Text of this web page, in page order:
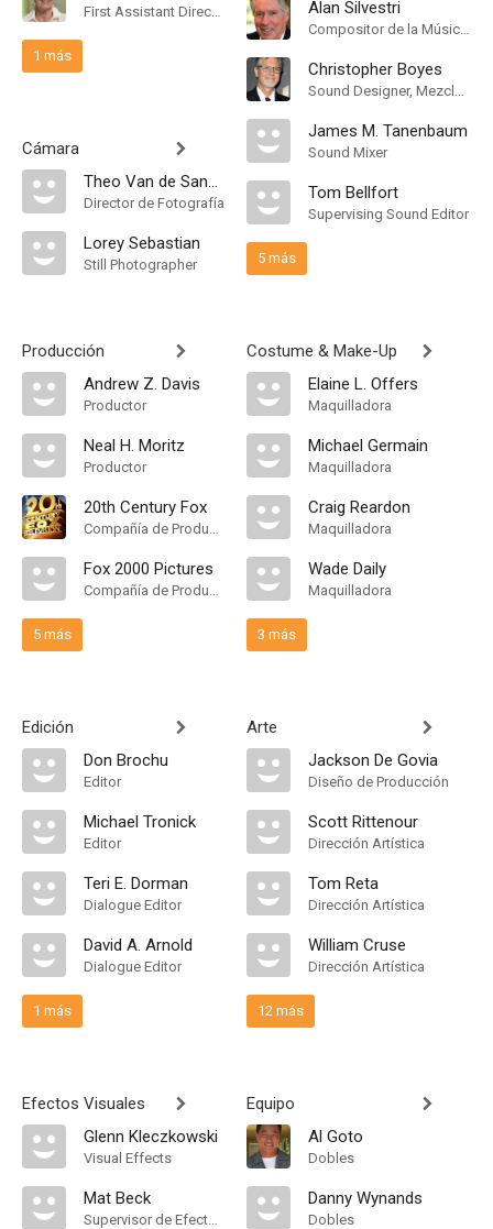
First Assistant Director
1 más
Cámara
Theo Van de Sande
Director de Fotografía
Lorey Sebastian
Still Photographer
Producción
Andrew Z. Davis
Productor
Neal H. Moritz
Productor
20th Century Fox
Compañía de Produccion
Fox 2000 Pictures
Compañía de Produccion
5 más
Edición
Don Brochu
Editor
Michael Tronick
Editor
Teri E. Dorman
Dialogue Editor
David A. Arnold
Dialogue Editor
1 más
Efectos Visuales
Glenn Kleczkowski
Visual Effects
Mat Beck
Supervisor de Efectos Visuales
Alan Silvestri
Compositor de la Música Original, Conductor
Christopher Boyes
Sound Designer, Mezclador de Re-Grabación de Sonido
James M. Tanenbaum
Sound Mixer
Tom Bellfort
Supervising Sound Editor
5 más
Costume & Make-Up
Elaine L. Offers
Maquilladora
Michael Germain
Maquilladora
Craig Reardon
Maquilladora
Wade Daily
Maquilladora
3 más
Arte
Jackson De Govia
Diseño de Producción
Scott Rittenour
Dirección Artística
Tom Reta
Dirección Artística
William Cruse
Dirección Artística
12 más
Equipo
Al Goto
Dobles
Danny Wynands
Dobles